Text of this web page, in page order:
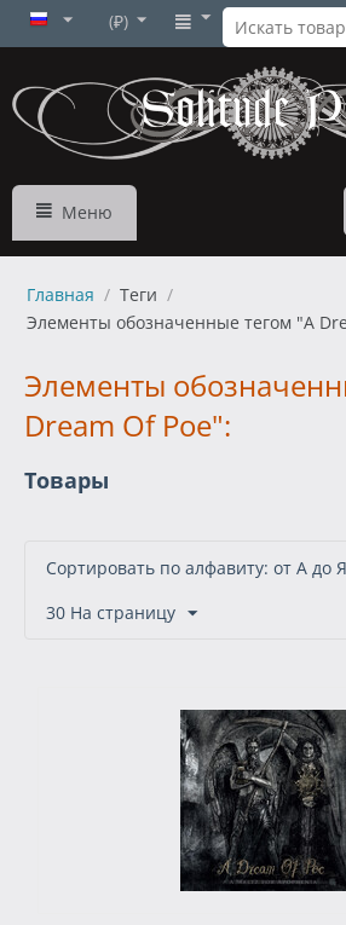
(₽)
Меню
Главная / Теги /
Элементы обозначенные тегом "A
Элементы
Dream Of Poe":
Товары
Сортировать по алфавиту: от А до Я
30 На страницу